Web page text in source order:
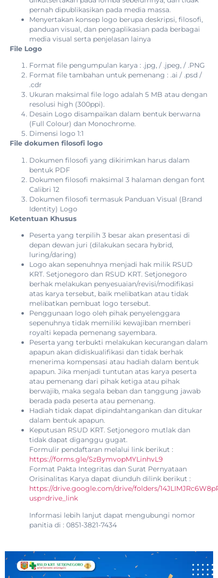
pernah dipublikasikan pada media massa.
Menyertakan konsep logo berupa deskripsi, filosofi,
panduan visual, dan pengaplikasian pada berbagai
media visual serta penjelasan lainya
File Logo
Format file pengumpulan karya : .jpg, / .jpeg, / .PNG
Format file tambahan untuk pemenang : .ai / .psd /
.cdr
Ukuran maksimal file logo adalah 5 MB atau dengan
resolusi high (300ppi).
Desain Logo disampaikan dalam bentuk berwarna
(Full Colour) dan Monochrome.
Dimensi logo 1:1
File dokumen filosofi logo
Dokumen filosofi yang dikirimkan harus dalam
bentuk PDF
Dokumen filosofi maksimal 3 halaman dengan font
Calibri 12
Dokumen filosofi termasuk Panduan Visual (Brand
Identity) Logo
Ketentuan Khusus
Peserta yang terpilih 3 besar akan presentasi di
depan dewan juri (dilakukan secara hybrid,
luring/daring)
Logo akan sepenuhnya menjadi hak milik RSUD
KRT. Setjonegoro dan RSUD KRT. Setjonegoro
berhak melakukan penyesuaian/revisi/modifikasi
atas karya tersebut, baik melibatkan atau tidak
melibatkan pembuat logo tersebut.
Penggunaan logo oleh pihak penyelenggara
sepenuhnya tidak memiliki kewajiban memberi
royalti kepada pemenang sayembara.
Peserta yang terbukti melakukan kecurangan dalam
apapun akan didiskualifikasi dan tidak berhak
menerima kompensasi atau hadiah dalam bentuk
apapun. Jika menjadi tuntutan atas karya peserta
atau pemenang dari pihak ketiga atau pihak
berwajib, maka segala beban dan tanggung jawab
berada pada peserta atau pemenang.
Hadiah tidak dapat dipindahtangankan dan ditukar
dalam bentuk apapun.
Keputusan RSUD KRT. Setjonegoro mutlak dan
tidak dapat diganggu gugat.
Formulir pendaftaran melalui link berikut :
https://forms.gle/SzBymvopMYLinhvL9
Format Pakta Integritas dan Surat Pernyataan
Orisinalitas Karya dapat diunduh dilink berikut :
https://drive.google.com/drive/folders/
usp=drive_link
Informasi lebih lanjut dapat mengubungi nomor
panitia di : 0851-3821-7434